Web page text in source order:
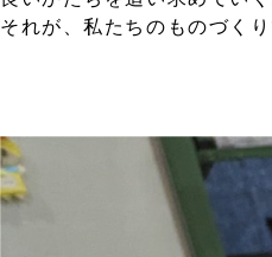
それが、私たちのものづくり